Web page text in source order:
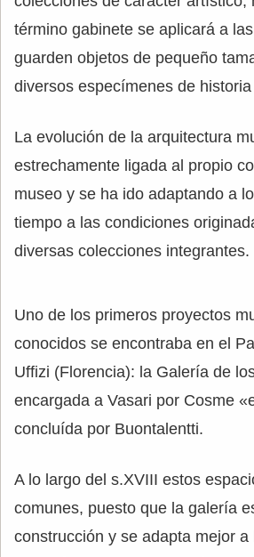
término gabinete se aplicará a
guarden objetos de pequeño
diversos especímenes de
La evolución de la arquitectura
estrechamente ligada al propio
museo y se ha ido adaptando a
tiempo a las condiciones
diversas colecciones integrantes.
Uno de los primeros proyectos
conocidos se encontraba en el
Uffizi (Florencia): la Galería de
encargada a Vasari por Cosme
concluída por Buontalentti.
A lo largo del s.XVIII estos
comunes, puesto que la galería
construcción y se adapta mejor a